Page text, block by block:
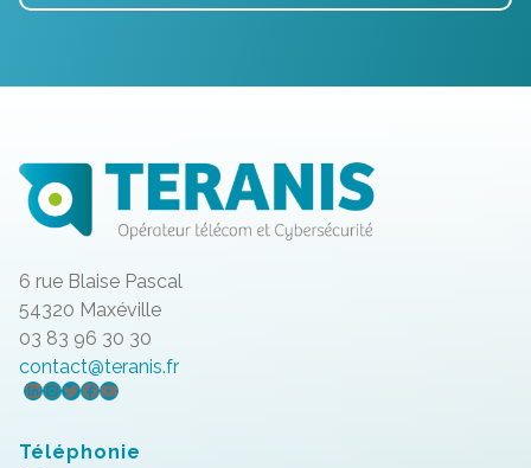
6 rue Blaise Pascal
54320 Maxéville
03 83 96 30 30
contact@teranis.fr
LinkedIn
Instagram
Twitter
Facebook
YouTube
Téléphonie